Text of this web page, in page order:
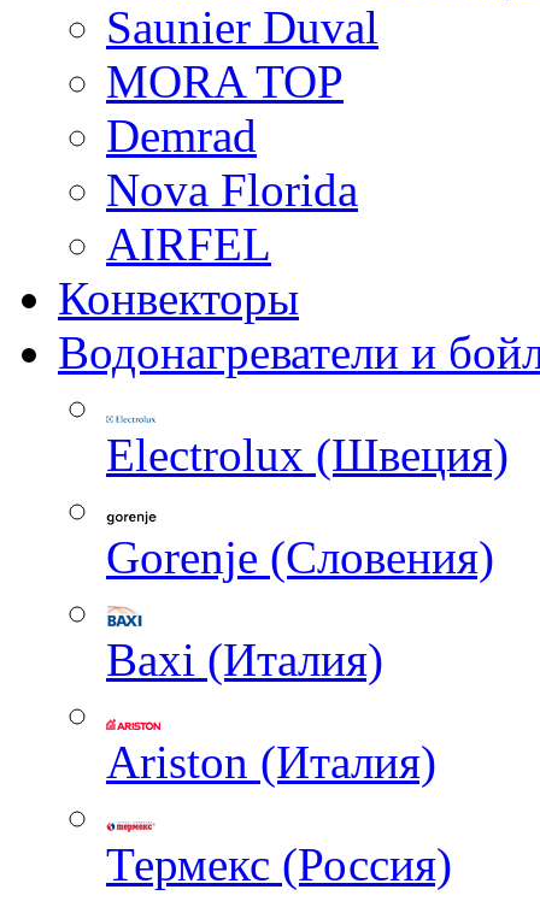
Saunier Duval
MORA TOP
Demrad
Nova Florida
AIRFEL
Конвекторы
Водонагреватели и
Electrolux (Швеция)
Gorenje (Словения)
Baxi (Италия)
Ariston (Италия)
Термекс (Россия)